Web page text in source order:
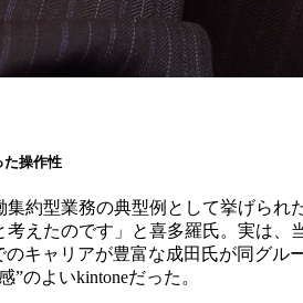
た操作性
約型業務の典型例として挙げら
えたのです」と喜多羅氏。実は
キャリアが豊富な成田氏が同グ
のよいkintoneだった。